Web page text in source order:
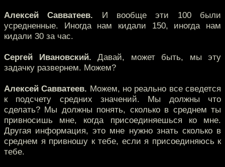
Алексей Савватеев. И вообще эти 100 были
усредненные. Иногда нам кидали 150, иногда нам
кидали 30 за час.
Сергей Ивановский. Давай, может быть, мы эту
задачку развернем. Можем?
Алексей Савватеев. Можем, но реально все сведется
к подсчету средних значений. Мы должны что
сделать? Мы должны понять, сколько в среднем ты
привносишь мне, когда присоединяешься ко мне.
Другая информация, это мне нужно знать сколько в
среднем я привношу к тебе, если я присоединяюсь к
тебе.